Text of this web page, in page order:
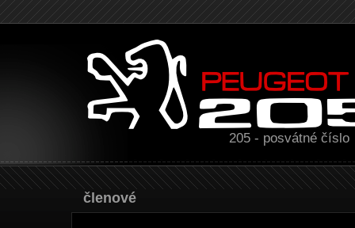
205 - posvátné číslo
Členové